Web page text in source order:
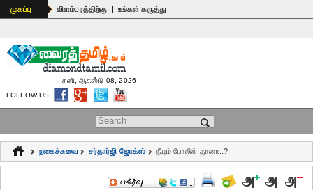
முகப்பு விளம்பரத்திற்கு | உங்கள் கருத்து
Search form
சனி, ஆகஸ்டு 08, 2026
FOLLOW US
நகைச்சுவை சர்தார்ஜி ஜோக்ஸ் நீயும் போலீஸ் தானா..?